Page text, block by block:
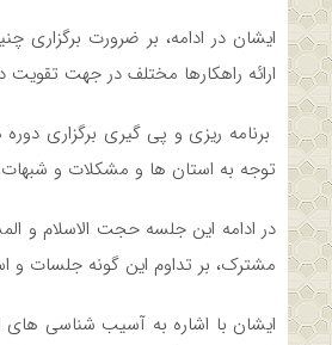
ایشان در ادامه، بر ضرورت
ارائه راهکارها مختلف در جهت تقویت
برنامه ریزی و پی گیری برگزاری
توجه به استان ها و مشکلات و شبهات
در ادامه این جلسه حجت الاسلام و
مشترک، بر تداوم این گونه جلسات و
ایشان با اشاره به آسیب شناسی